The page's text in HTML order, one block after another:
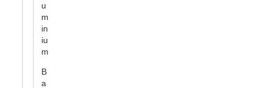
u
m
in
iu
m
B
a